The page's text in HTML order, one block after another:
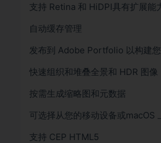
支持 Retina 和 HiDPI具有扩展能
自动缓存管理
发布到 Adob​​e Portfolio 以构建
快速组织和堆叠全景和 HDR 图像
按需生成缩略图和元数据
可选择从您的移动设备或macOS
支持 CEP HTML5